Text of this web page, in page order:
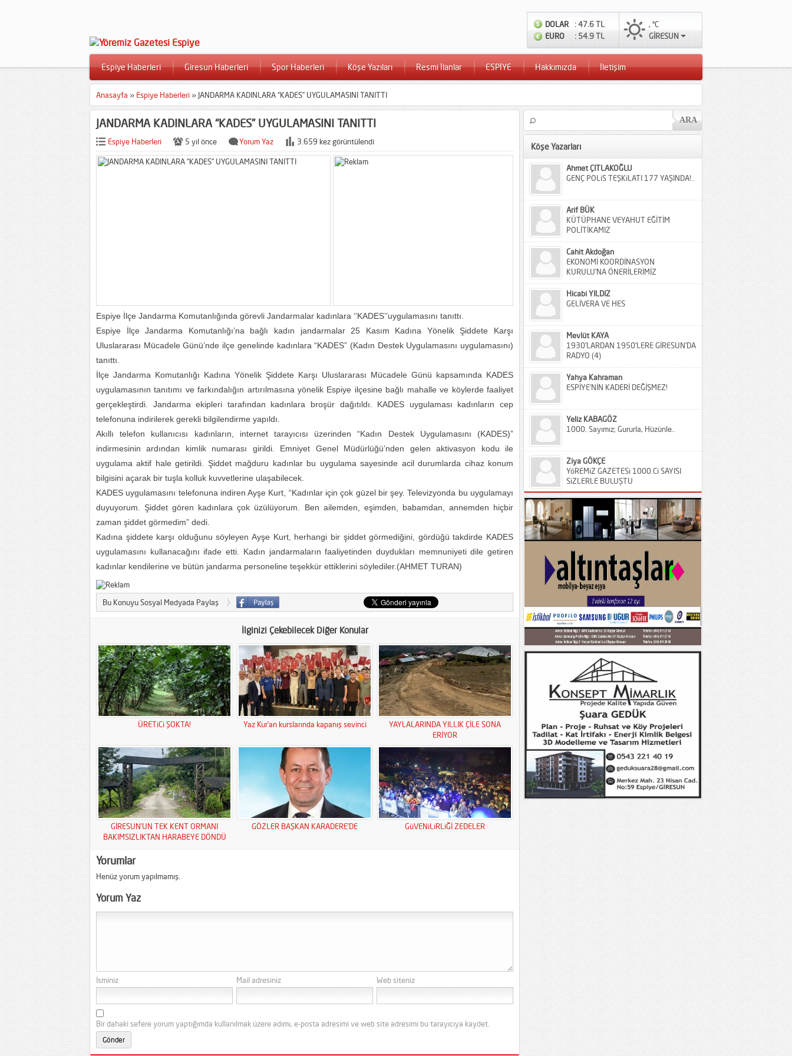
DOLAR
: 47.6 TL
EURO
: 54.9 TL
, °C
GİRESUN
Espiye Haberleri Giresun Haberleri Spor Haberleri Köşe Yazıları Resmi İlanlar ESPİYE Hakkımızda İletişim
Anasayfa » Espiye Haberleri » JANDARMA KADINLARA “KADES” UYGULAMASINI TANITTI
JANDARMA KADINLARA “KADES” UYGULAMASINI TANITTI
Espiye Haberleri 5 yıl önce Yorum Yaz 3.659 kez görüntülendi
Espiye İlçe Jandarma Komutanlığında görevli Jandarmalar kadınlara ‘’KADES’’uygulamasını tanıttı.
Espiye İlçe Jandarma Komutanlığı’na bağlı kadın jandarmalar 25 Kasım Kadına Yönelik Şiddete Karşı
Uluslararası Mücadele Günü’nde ilçe genelinde kadınlara “KADES” (Kadın Destek Uygulamasını uygulamasını)
tanıttı.
İlçe Jandarma Komutanlığı Kadına Yönelik Şiddete Karşı Uluslararası Mücadele Günü kapsamında KADES
uygulamasının tanıtımı ve farkındalığın artırılmasına yönelik Espiye ilçesine bağlı mahalle ve köylerde faaliyet
gerçekleştirdi. Jandarma ekipleri tarafından kadınlara broşür dağıtıldı. KADES uygulaması kadınların cep
telefonuna indirilerek gerekli bilgilendirme yapıldı.
Akıllı telefon kullanıcısı kadınların, internet tarayıcısı üzerinden “Kadın Destek Uygulamasını (KADES)”
indirmesinin ardından kimlik numarası girildi. Emniyet Genel Müdürlüğü’nden gelen aktivasyon kodu ile
uygulama aktif hale getirildi. Şiddet mağduru kadınlar bu uygulama sayesinde acil durumlarda cihaz konum
bilgisini açarak bir tuşla kolluk kuvvetlerine ulaşabilecek.
KADES uygulamasını telefonuna indiren Ayşe Kurt, “Kadınlar için çok güzel bir şey. Televizyonda bu uygulamayı
duyuyorum. Şiddet gören kadınlara çok üzülüyorum. Ben ailemden, eşimden, babamdan, annemden hiçbir
zaman şiddet görmedim” dedi.
Kadına şiddete karşı olduğunu söyleyen Ayşe Kurt, herhangi bir şiddet görmediğini, gördüğü takdirde KADES
uygulamasını kullanacağını ifade etti. Kadın jandarmaların faaliyetinden duydukları memnuniyeti dile getiren
kadınlar kendilerine ve bütün jandarma personeline teşekkür ettiklerini söylediler.(AHMET TURAN)
Bu Konuyu Sosyal Medyada Paylaş
İlginizi Çekebilecek Diğer Konular
ÜRETiCi ŞOKTA! Yaz Kur’an kurslarında kapanış sevinci
YAYLALARINDA YILLIK ÇİLE SONA
ERİYOR
GİRESUN’UN TEK KENT ORMANI
BAKIMSIZLIKTAN HARABEYE DÖNDÜ
GÖZLER BAŞKAN KARADERE’DE GüVENiLiRLiĞİ ZEDELER
Yorumlar
Henüz yorum yapılmamış.
Yorum Yaz
İsminiz Mail adresiniz Web siteniz
Bir dahaki sefere yorum yaptığımda kullanılmak üzere adımı, e-posta adresimi ve web site adresimi bu tarayıcıya kaydet.
Köşe Yazarları
Ahmet ÇITLAKOĞLU
GENÇ POLiS TEŞKiLATI 177 YAŞINDA!..
Arif BÜK
KÜTÜPHANE VEYAHUT EĞİTİM
POLİTİKAMIZ
Cahit Akdoğan
EKONOMİ KOORDİNASYON
KURULU’NA ÖNERİLERİMİZ
Hicabi YILDIZ
GELİVERA VE HES
Mevlüt KAYA
1930’LARDAN 1950’LERE GİRESUN’DA
RADYO (4)
Yahya Kahraman
ESPİYE’NİN KADERİ DEĞİŞMEZ!
Yeliz KABAGÖZ
1000. Sayımız; Gururla, Hüzünle..
Ziya GÖKÇE
YöREMiZ GAZETESi 1000.Ci SAYISI
SiZLERLE BULUŞTU